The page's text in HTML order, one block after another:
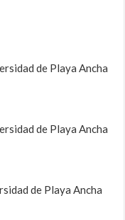
de Playa Ancha
de Playa Ancha
de Playa Ancha